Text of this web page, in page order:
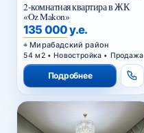
2-комнатная квартира в ЖК
«Oz Makon»
135 000 у.е.
Мирабадский район
54 м2 • Новостройка • Продажа
Подробнее